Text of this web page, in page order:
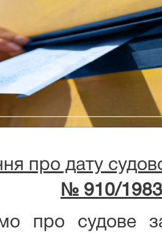
про дату
№ 910/
про судове